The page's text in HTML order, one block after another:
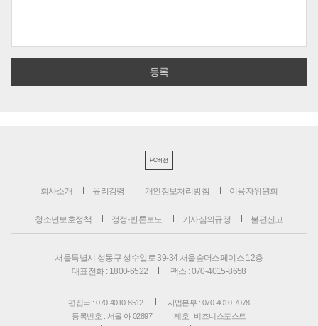
PC버전
회사소개 윤리강령 개인정보처리방침 이용자위원회
청소년보호정책 정정·반론보도 기사심의규정 불편신고
서울특별시 성동구 성수일로 39-34 서울숲더스페이스 12층
대표전화 : 1800-6522
팩스 : 070-4015-8658
편집국 : 070-4010-8512
사업본부 : 070-4010-7078
등록번호 : 서울 아 02897
제호 : 비즈니스포스트